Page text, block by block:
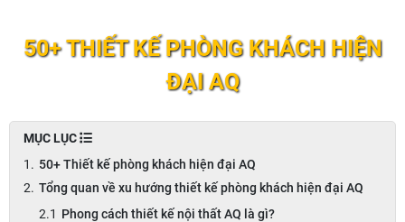
50+ THIẾT KẾ PHÒNG KHÁCH HIỆN
ĐẠI AQ
MỤC LỤC
50+ Thiết kế phòng khách hiện đại AQ
Tổng quan về xu hướng thiết kế phòng khách hiện đại AQ
Phong cách thiết kế nội thất AQ là gì?